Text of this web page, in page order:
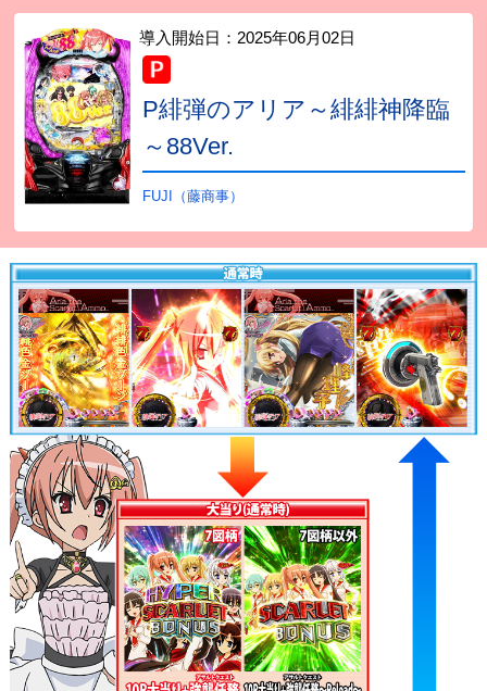
導入開始日： 2025年06月02日
P緋弾のアリア～緋緋神降臨
～88Ver.
FUJI（藤商事）